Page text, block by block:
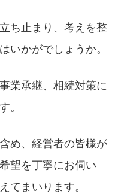
ち止まり、考えを整
いかがでしょうか。
業承継、相続対策に
。
め、経営者の皆様が
望を丁寧にお伺い
てまいります。